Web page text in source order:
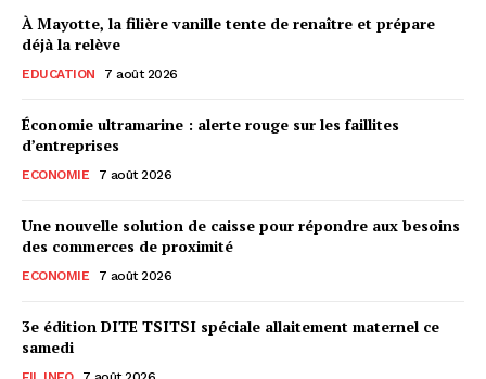
À Mayotte, la filière vanille tente de renaître et prépare
déjà la relève
EDUCATION 7 août 2026
Économie ultramarine : alerte rouge sur les faillites
d’entreprises
ECONOMIE 7 août 2026
Une nouvelle solution de caisse pour répondre aux besoins
des commerces de proximité
ECONOMIE 7 août 2026
3e édition DITE TSITSI spéciale allaitement maternel ce
samedi